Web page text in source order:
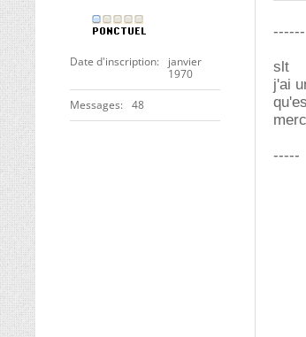
Date d'inscription
janvier
1970
Messages 48
------
slt
j'ai
-----